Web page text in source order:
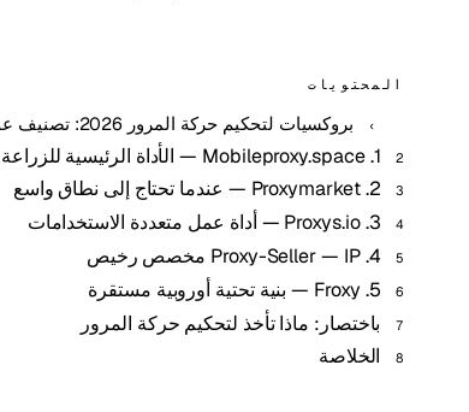
المحتويات
بروكسيات لتحكيم حركة المرور 2026: تصنيف عملي (بدون حشو)
1. Mobileproxy.space — الأداة الرئيسية للزراعة والإعلانات
2. Proxymarket — عندما تحتاج إلى نطاق واسع
3. Proxys.io — أداة عمل متعددة الاستخدامات
4. Proxy-Seller — IP مخصص رخيص
5. Froxy — بنية تحتية أوروبية مستقرة
باختصار: ماذا تأخذ لتحكيم حركة المرور
الخلاصة